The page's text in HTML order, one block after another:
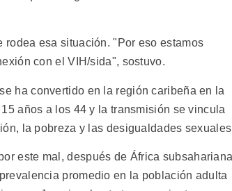
esa situación. "Por eso estamos
con el VIH/sida", sostuvo.
ha convertido en la región caribeña en la
años a los 44 y la transmisión se vincula
la pobreza y las desigualdades
este mal, después de África
promedio en la población adulta